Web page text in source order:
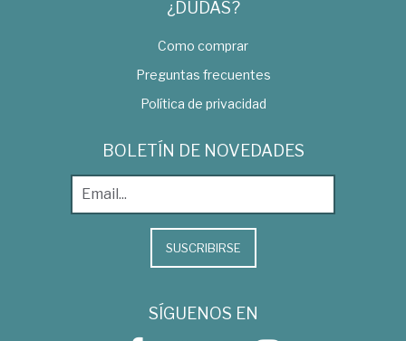
¿DUDAS?
Como comprar
Preguntas frecuentes
Política de privacidad
BOLETÍN DE NOVEDADES
SUSCRIBIRSE
SÍGUENOS EN